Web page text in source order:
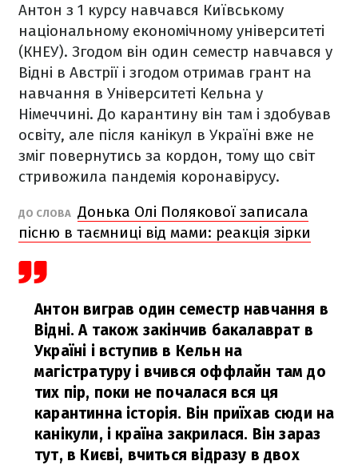
Антон з 1 курсу навчався Київському
національному економічному університеті
(КНЕУ). Згодом він один семестр навчався у
Відні в Австрії і згодом отримав грант на
навчання в Університеті Кельна у
Німеччині. До карантину він там і здобував
освіту, але після канікул в Україні вже не
зміг повернутись за кордон, тому що світ
стривожила пандемія коронавірусу.
ДО СЛОВА Донька Олі Полякової записала
пісню в таємниці від мами: реакція зірки
Антон виграв один семестр навчання в
Відні. А також закінчив бакалаврат в
Україні і вступив в Кельн на
магістратуру і вчився оффлайн там до
тих пір, поки не почалася вся ця
карантинна історія. Він приїхав сюди на
канікули, і країна закрилася. Він зараз
тут, в Києві, вчиться відразу в двох